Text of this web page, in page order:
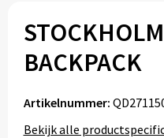
BACKPACK
Artikelnummer:
Bekijk alle